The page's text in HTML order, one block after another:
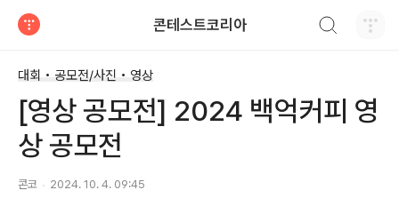
콘테스트코리아
대회 • 공모전/사진 • 영상
[영상 공모전] 2024 백억커피 영
상 공모전
콘코 2024. 10. 4. 09:45